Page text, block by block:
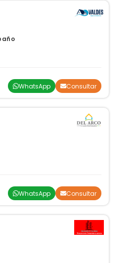
WhatsApp Consultar
WhatsApp Consultar